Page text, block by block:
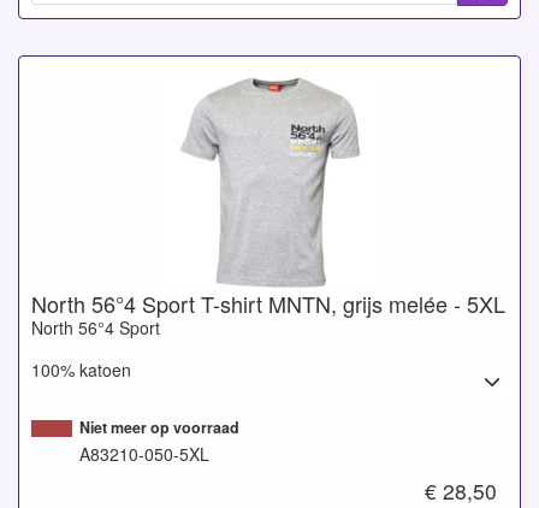
North 56°4 Sport T-shirt MNTN, grijs melée - 5XL
North 56°4 Sport
100% katoen
Niet meer op voorraad
A83210-050-5XL
€ 28,50